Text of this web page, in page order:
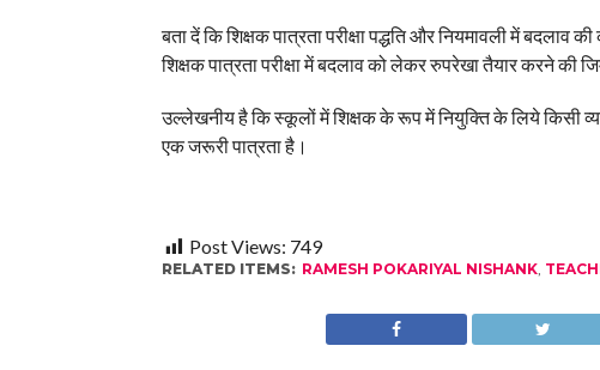
बता दें कि शिक्षक पात्रता परीक्षा पद्धति और नियमावली में बदलाव
शिक्षक पात्रता परीक्षा में बदलाव को लेकर रुपरेखा तैयार करने की
उल्लेखनीय है कि स्कूलों में शिक्षक के रूप में नियुक्ति के लिये किसी
एक जरूरी पात्रता है।
Post Views: 749
RELATED ITEMS: RAMESH POKARIYAL NISHANK,